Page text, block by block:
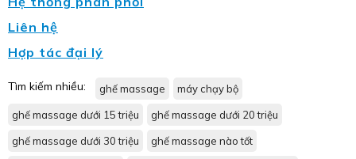
Liên hệ
Hợp tác đại lý
Tìm kiếm nhiều: ghế massage máy chạy bộ
ghế massage dưới 15 triệu ghế massage dưới 20 triệu
ghế massage dưới 30 triệu ghế massage nào tốt